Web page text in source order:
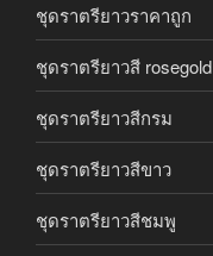
ชุดราตรียาวราคาถูก
ชุดราตรียาวสี rosegold
ชุดราตรียาวสีกรม
ชุดราตรียาวสีขาว
ชุดราตรียาวสีชมพู